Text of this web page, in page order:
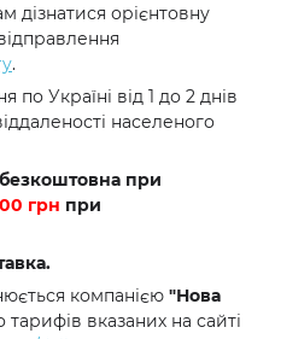
орієнтовну
.
по Україні від 1 до 2 днів
населеного
безкоштовна при
грн при
компанією "Нова
тарифів вказаних на сайті